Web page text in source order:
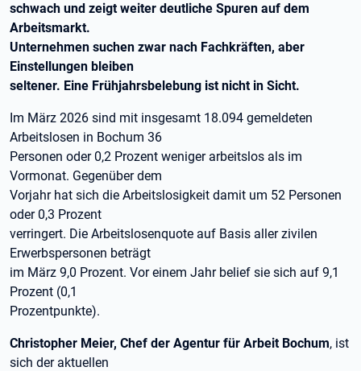
schwach und zeigt weiter deutliche Spuren auf dem
Arbeitsmarkt.
Unternehmen suchen zwar nach Fachkräften, aber
Einstellungen bleiben
seltener. Eine Frühjahrsbelebung ist nicht in Sicht.
Im März 2026 sind mit insgesamt 18.094 gemeldeten
Arbeitslosen in Bochum 36
Personen oder 0,2 Prozent weniger arbeitslos als im
Vormonat. Gegenüber dem
Vorjahr hat sich die Arbeitslosigkeit damit um 52 Personen
oder 0,3 Prozent
verringert. Die Arbeitslosenquote auf Basis aller zivilen
Erwerbspersonen beträgt
im März 9,0 Prozent. Vor einem Jahr belief sie sich auf 9,1
Prozent (0,1
Prozentpunkte).
Christopher Meier, Chef der Agentur für Arbeit Bochum, ist
sich der aktuellen